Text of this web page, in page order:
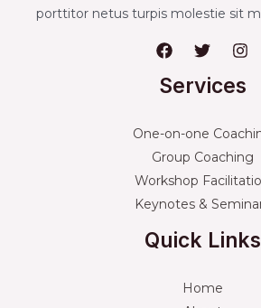
porttitor netus turpis molestie sit
Services
One-on-one
Group Coaching
Workshop
Keynotes &
Quick Links
Home